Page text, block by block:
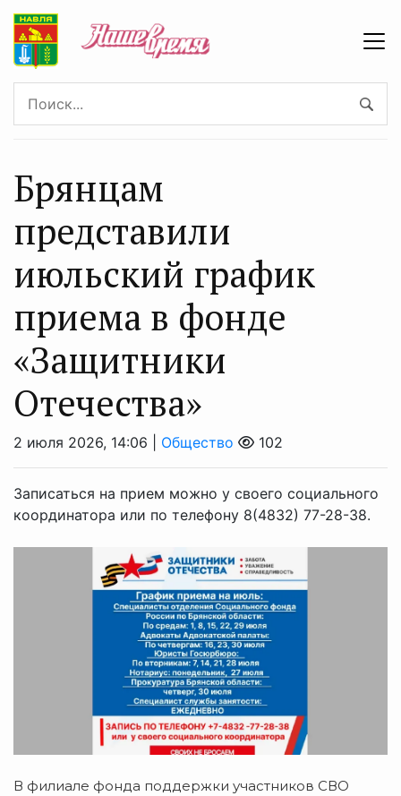
Брянцам
представили
июльский график
приема в фонде
«Защитники
Отечества»
2 июля 2026, 14:06 | Общество 102
Записаться на прием можно у своего социального
координатора или по телефону 8(4832) 77-28-38.
В филиале фонда поддержки участников СВО